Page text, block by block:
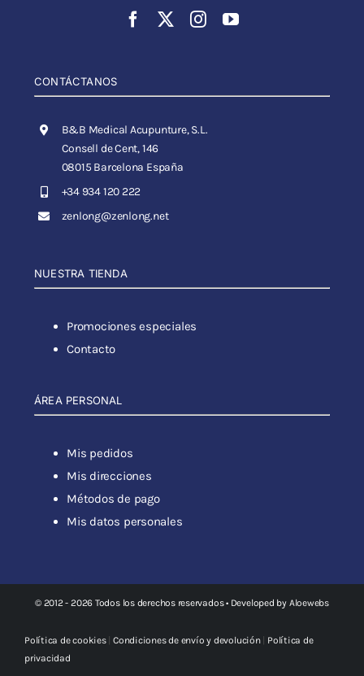
CONTÁCTANOS
B&B Medical Acupunture, S.L.
Consell de Cent, 146
08015 Barcelona España
+34 934 120 222
zenlong@zenlong.net
NUESTRA TIENDA
Promociones especiales
Contacto
ÁREA PERSONAL
Mis pedidos
Mis direcciones
Métodos de pago
Mis datos personales
© 2012 - 2026 Todos los derechos reservados • Developed by Aloewebs
Política de cookies|Condiciones de envío y devolución| Política de
privacidad